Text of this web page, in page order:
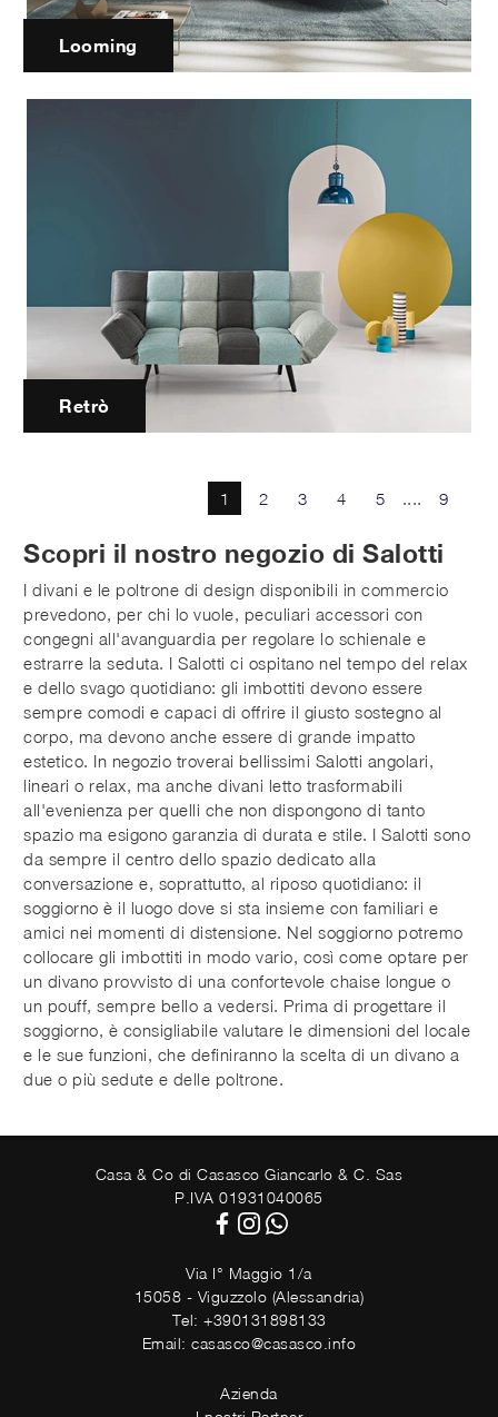
Looming
Retrò
1 2 3 4 5 .... 9
Scopri il nostro negozio di Salotti
I divani e le poltrone di design disponibili in commercio
prevedono, per chi lo vuole, peculiari accessori con
congegni all'avanguardia per regolare lo schienale e
estrarre la seduta. I Salotti ci ospitano nel tempo del relax
e dello svago quotidiano: gli imbottiti devono essere
sempre comodi e capaci di offrire il giusto sostegno al
corpo, ma devono anche essere di grande impatto
estetico. In negozio troverai bellissimi Salotti angolari,
lineari o relax, ma anche divani letto trasformabili
all'evenienza per quelli che non dispongono di tanto
spazio ma esigono garanzia di durata e stile. I Salotti sono
da sempre il centro dello spazio dedicato alla
conversazione e, soprattutto, al riposo quotidiano: il
soggiorno è il luogo dove si sta insieme con familiari e
amici nei momenti di distensione. Nel soggiorno potremo
collocare gli imbottiti in modo vario, così come optare per
un divano provvisto di una confortevole chaise longue o
un pouff, sempre bello a vedersi. Prima di progettare il
soggiorno, è consigliabile valutare le dimensioni del locale
e le sue funzioni, che definiranno la scelta di un divano a
due o più sedute e delle poltrone.
Casa & Co di Casasco Giancarlo & C. Sas
P.IVA 01931040065
Via I° Maggio 1/a
15058 - Viguzzolo (Alessandria)
Tel: +390131898133
Email: casasco@casasco.info
Azienda